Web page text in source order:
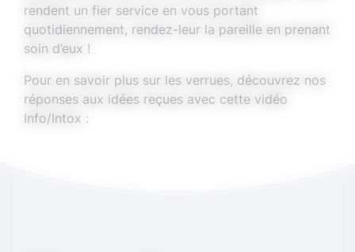
rendent un fier service en vous portant
quotidiennement, rendez-leur la pareille en prenant
soin d’eux !
Pour en savoir plus sur les verrues, découvrez nos
réponses aux idées reçues avec cette vidéo
Info/Intox :
Youtube est désactivé